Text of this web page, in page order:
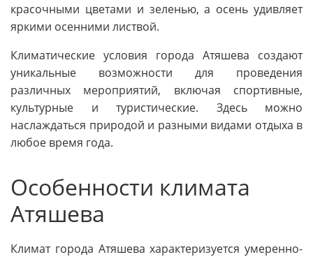
красочными цветами и зеленью, а осень удивляет
яркими осенними листвой.
Климатические условия города Атяшева создают
уникальные возможности для проведения
различных мероприятий, включая спортивные,
культурные и туристические. Здесь можно
наслаждаться природой и разными видами отдыха в
любое время года.
Особенности климата
Атяшева
Климат города Атяшева характеризуется умеренно-